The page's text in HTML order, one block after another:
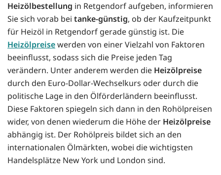
Heizölbestellung in Retgendorf aufgeben, informieren
Sie sich vorab bei tanke-günstig, ob der Kaufzeitpunkt
für Heizöl in Retgendorf gerade günstig ist. Die
Heizölpreisewerden von einer Vielzahl von Faktoren
beeinflusst, sodass sich die Preise jeden Tag
verändern. Unter anderem werden die Heizölpreise
durch den Euro-Dollar-Wechselkurs oder durch die
politische Lage in den Ölförderländern beeinflusst.
Diese Faktoren spiegeln sich dann in den Rohölpreisen
wider, von denen wiederum die Höhe der Heizölpreise
abhängig ist. Der Rohölpreis bildet sich an den
internationalen Ölmärkten, wobei die wichtigsten
Handelsplätze New York und London sind.